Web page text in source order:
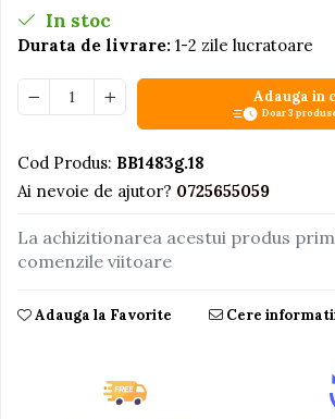
Motociclete
Muzica si instrumente
Pistoale
Proiectoare
Saltelute si centre de activitati
Seturi de doctor
Trenulete
Vehicule de constructii
In stoc
Durata de livrare: 1-2 zile lucratoare
Adauga in
Doar 3
Cod Produs: BB1483g.18
Ai nevoie de ajutor? 0725655059
La achizitionarea acestui produs
comenzile viitoare
Adauga la Favorite Cere